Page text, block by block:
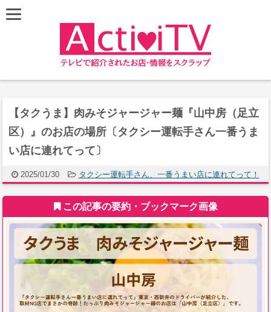
【タクうま】肉みそジャージャー麺『山中房（足立
区）』のお店の場所〔タクシー運転手さん一番うま
い店に連れてって〕
2025/01/30 タクシー運転手さん、一番うまい店に連れてって！
この記事の要約・ブックマーク画像